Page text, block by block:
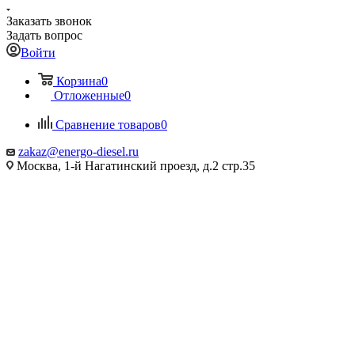
Заказать звонок
Задать вопрос
Войти
Корзина0
Отложенные0
Сравнение товаров0
zakaz@energo-diesel.ru
Москва, 1-й Нагатинский проезд, д.2 стр.35